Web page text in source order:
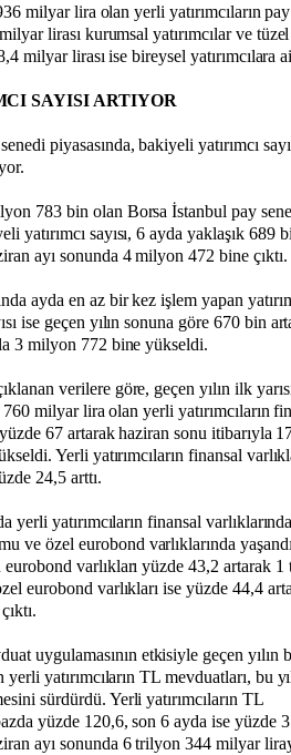
milyar lira olan yerli yatırımcıların
lirası kurumsal yatırımcılar ve tüzel
milyar lirası ise bireysel yatırımcılara
SAYISI ARTIYOR
piyasasında, bakiyeli yatırımcı
783 bin olan Borsa İstanbul pay
yatırımcı sayısı, 6 ayda yaklaşık 689
ayı sonunda 4 milyon 472 bine çıktı.
ayda en az bir kez işlem yapan
ise geçen yılın sonuna göre 670 bin
3 milyon 772 bine yükseldi.
verilere göre, geçen yılın ilk
milyar lira olan yerli yatırımcıların
67 artarak haziran sonu itibarıyla
Yerli yatırımcıların finansal
24,5 arttı.
yerli yatırımcıların finansal
ve özel eurobond varlıklarında
eurobond varlıkları yüzde 43,2 artarak
eurobond varlıkları ise yüzde 44,4
uygulamasının etkisiyle geçen yılın
yerli yatırımcıların TL mevduatları, bu
sürdürdü. Yerli yatırımcıların TL
yüzde 120,6, son 6 ayda ise yüzde
ayı sonunda 6 trilyon 344 milyar